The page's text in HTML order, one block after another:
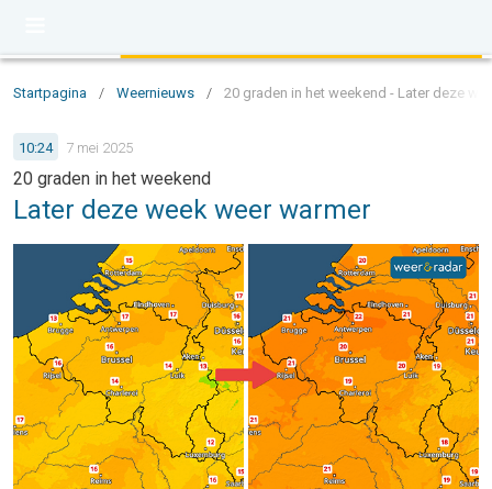
Startpagina / Weernieuws / 20 graden in het weekend - Later deze
10:24 7 mei 2025
20 graden in het weekend
Later deze week weer warmer